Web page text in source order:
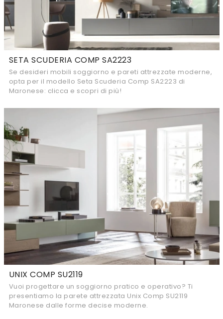
SETA SCUDERIA COMP SA2223
Se desideri mobili soggiorno e pareti attrezzate moderne,
opta per il modello Seta Scuderia Comp SA2223 di
Maronese: clicca e scopri di più!
UNIX COMP SU2119
Vuoi progettare un soggiorno pratico e operativo? Ti
presentiamo la parete attrezzata Unix Comp SU2119
Maronese dalle forme decise moderne.